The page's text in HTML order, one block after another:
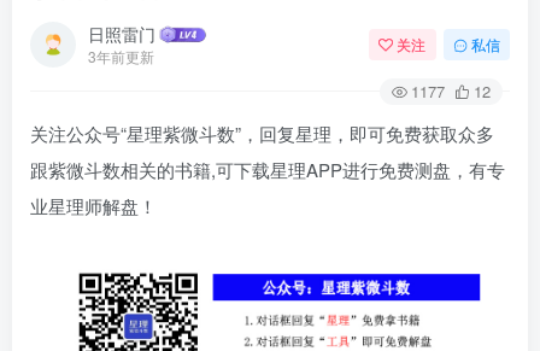
日照雷门
3年前更新
关注 私信
1177 12
关注公众号“星理紫微斗数”，回复星理，即可免费获取众多
跟紫微斗数相关的书籍,可下载星理APP进行免费测盘，有专
业星理师解盘！